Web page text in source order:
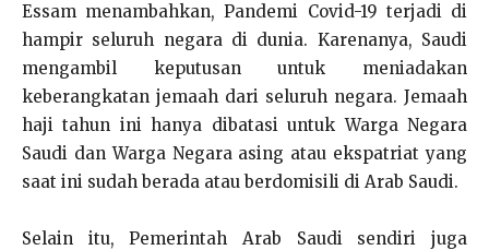
Essam menambahkan, Pandemi Covid-19 terjadi di
hampir seluruh negara di dunia. Karenanya, Saudi
mengambil keputusan untuk meniadakan
keberangkatan jemaah dari seluruh negara. Jemaah
haji tahun ini hanya dibatasi untuk Warga Negara
Saudi dan Warga Negara asing atau ekspatriat yang
saat ini sudah berada atau berdomisili di Arab Saudi.
Selain itu, Pemerintah Arab Saudi sendiri juga